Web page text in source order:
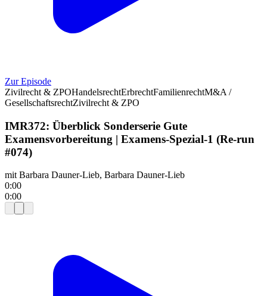
Zur Episode
Zivilrecht & ZPOHandelsrechtErbrechtFamilienrechtM&A /
GesellschaftsrechtZivilrecht & ZPO
IMR372: Überblick Sonderserie Gute
Examensvorbereitung | Examens-Spezial-1 (Re-run
#074)
mit Barbara Dauner-Lieb, Barbara Dauner-Lieb
0:00
0:00